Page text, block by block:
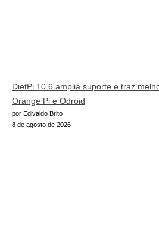
DietPi 10.6 amplia suporte e traz
Orange Pi e Odroid
por Edivaldo Brito
8 de agosto de 2026